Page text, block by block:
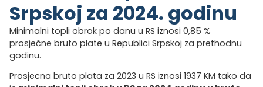
Srpskoj za 2024. godinu
Minimalni topli obrok po danu u RS iznosi 0,85 %
prosječne bruto plate u Republici Srpskoj za prethodnu
godinu.
Prosjecna bruto plata za 2023 u RS iznosi 1937 KM tako da